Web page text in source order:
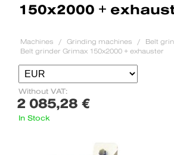
150x2000 +
Machines Grinding machines
Belt
Belt grinder Grimax 150x2000 + exhauster
Without VAT:
2 085,28 €
In Stock